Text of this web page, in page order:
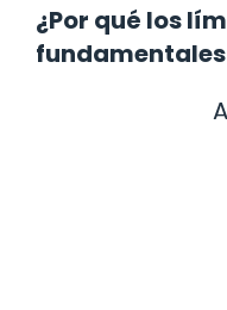
¿Por qué los